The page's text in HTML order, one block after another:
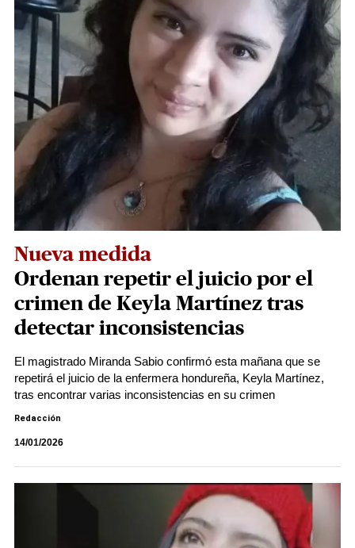
Nueva medida
Ordenan repetir el juicio por el
crimen de Keyla Martínez tras
detectar inconsistencias
El magistrado Miranda Sabio confirmó esta mañana que se
repetirá el juicio de la enfermera hondureña, Keyla Martínez,
tras encontrar varias inconsistencias en su crimen
Redacción
14/01/2026